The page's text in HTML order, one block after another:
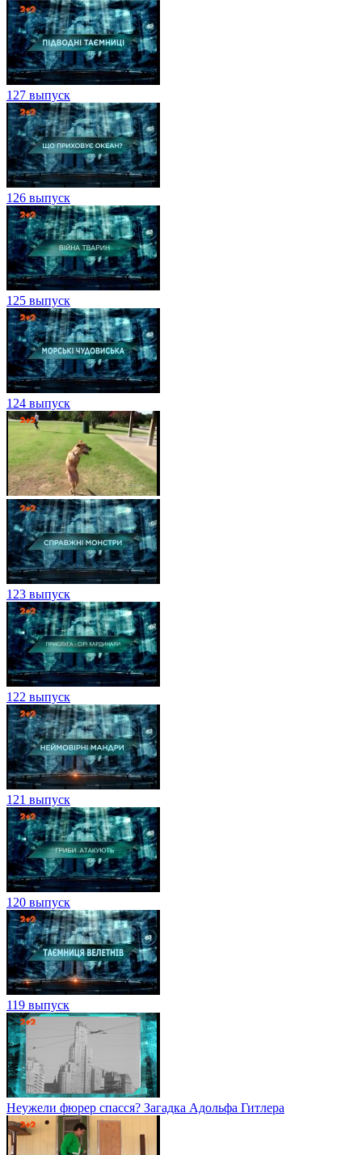
127 выпуск
126 выпуск
125 выпуск
124 выпуск
123 выпуск
122 выпуск
121 выпуск
120 выпуск
119 выпуск
Неужели фюрер спасся? Загадка Адольфа Гитлера